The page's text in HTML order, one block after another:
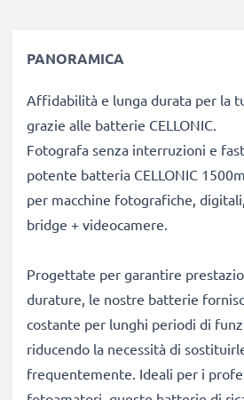
PANORAMICA
Affidabilità e lunga durata per la
grazie alle batterie CELLONIC.
Fotografa senza interruzioni e
potente batteria CELLONIC
per macchine fotografiche,
bridge + videocamere.
Progettate per garantire
durature, le nostre batterie
costante per lunghi periodi di
riducendo la necessità di
frequentemente. Ideali per i